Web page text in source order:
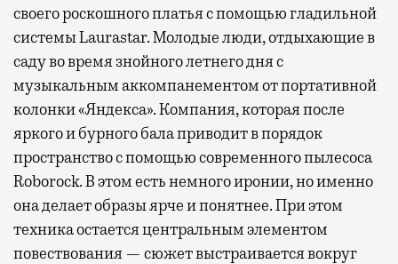
своего роскошного платья с помощью гладильной
системы Laurastar. Молодые люди, отдыхающие в
саду во время знойного летнего дня с
музыкальным аккомпанементом от портативной
колонки «Яндекса». Компания, которая после
яркого и бурного бала приводит в порядок
пространство с помощью современного пылесоса
Roborock. В этом есть немного иронии, но именно
она делает образы ярче и понятнее. При этом
техника остается центральным элементом
повествования — сюжет выстраивается вокруг